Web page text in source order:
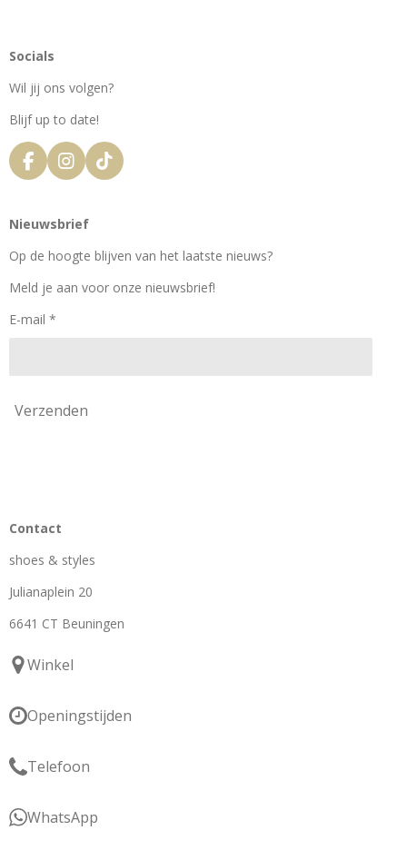
Socials
Wil jij ons volgen?
Blijf up to date!
F
a
e
o
k
I
n
t
g
a
T
i
k
Nieuwsbrief
Op de hoogte blijven van het laatste nieuws?
Meld je aan voor onze nieuwsbrief!
E-mail *
Verzenden
Contact
shoes & styles
Julianaplein 20
6641 CT Beuningen
Winkel
Openingstijden
Telefoon
WhatsApp